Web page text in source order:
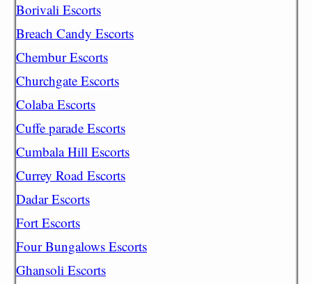
Borivali Escorts
Breach Candy Escorts
Chembur Escorts
Churchgate Escorts
Colaba Escorts
Cuffe parade Escorts
Cumbala Hill Escorts
Currey Road Escorts
Dadar Escorts
Fort Escorts
Four Bungalows Escorts
Ghansoli Escorts